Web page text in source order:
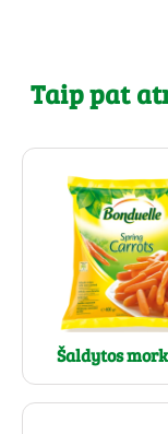
Taip pat
Šaldytos